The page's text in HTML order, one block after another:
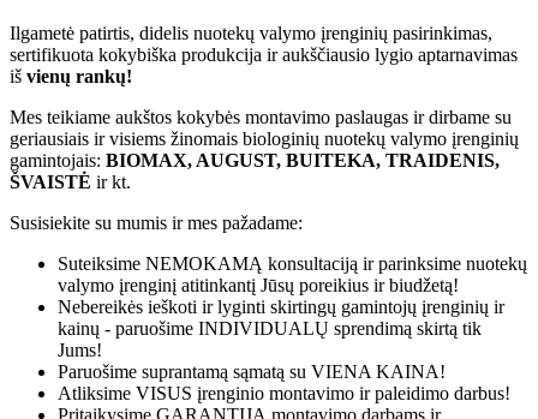
Ilgametė patirtis, didelis nuotekų valymo įrenginių pasirinkimas,
sertifikuota kokybiška produkcija ir aukščiausio lygio aptarnavimas
iš vienų rankų!
Mes teikiame aukštos kokybės montavimo paslaugas ir dirbame su
geriausiais ir visiems žinomais biologinių nuotekų valymo įrenginių
gamintojais: BIOMAX, AUGUST, BUITEKA, TRAIDENIS,
ŠVAISTĖ ir kt.
Susisiekite su mumis ir mes pažadame:
Suteiksime NEMOKAMĄ konsultaciją ir parinksime nuotekų
valymo įrenginį atitinkantį Jūsų poreikius ir biudžetą!
Nebereikės ieškoti ir lyginti skirtingų gamintojų įrenginių ir
kainų - paruošime INDIVIDUALŲ sprendimą skirtą tik
Jums!
Paruošime suprantamą sąmatą su VIENA KAINA!
Atliksime VISUS įrenginio montavimo ir paleidimo darbus!
Pritaikysime GARANTIJĄ montavimo darbams ir